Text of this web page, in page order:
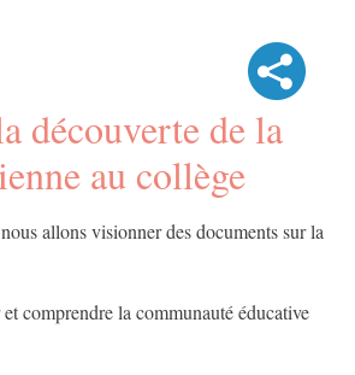
découverte de la
au collège
allons visionner des documents sur la
comprendre la communauté éducative